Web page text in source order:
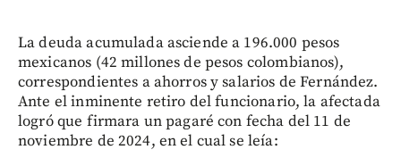
La deuda acumulada asciende a 196.000 pesos
mexicanos (42 millones de pesos colombianos),
correspondientes a ahorros y salarios de Fernández.
Ante el inminente retiro del funcionario, la afectada
logró que firmara un pagaré con fecha del 11 de
noviembre de 2024, en el cual se leía: